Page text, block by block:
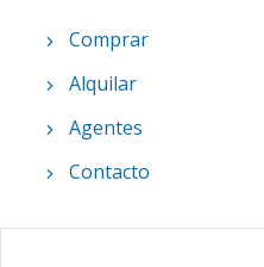
Comprar
Alquilar
Agentes
Contacto